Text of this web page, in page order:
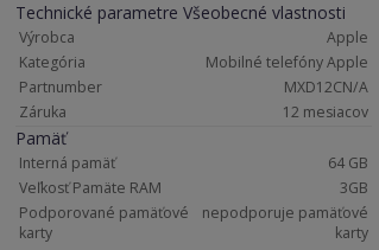
Technické parametre Všeobecné vlastnosti
Výrobca
Apple
Kategória
Mobilné telefóny Apple
Partnumber
MXD12CN/A
Záruka
12 mesiacov
Pamäť
Interná pamäť
64 GB
Veľkosť Pamäte RAM
3GB
Podporované pamäťové
karty
nepodporuje pamäťové
karty